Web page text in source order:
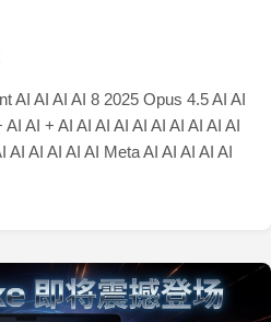
AI AI AI AI 8 2025 Opus 4.5 AI AI
AI + AI AI AI AI AI AI AI AI AI AI
AI AI AI AI AI Meta AI AI AI AI AI